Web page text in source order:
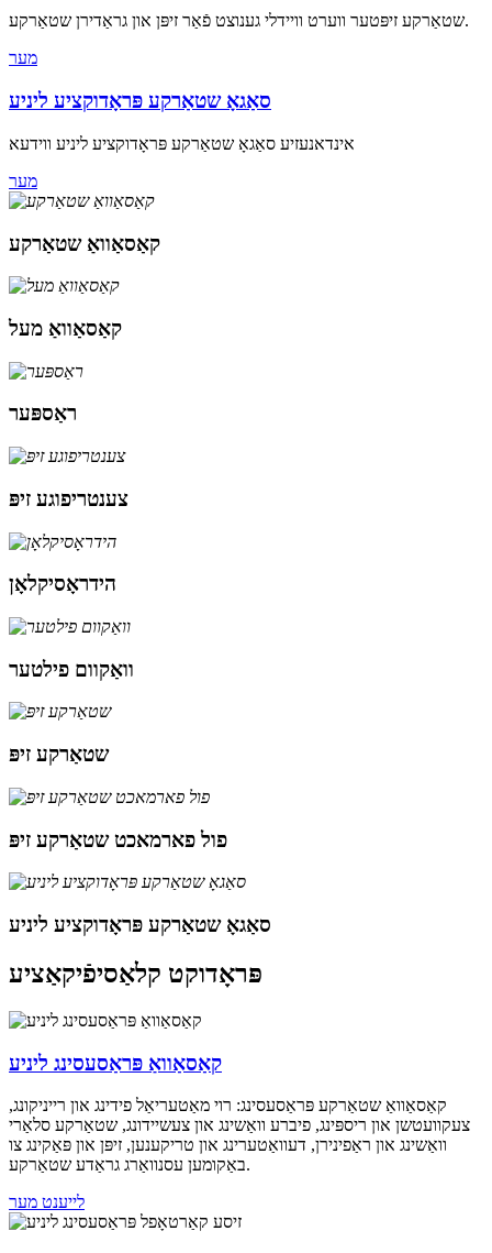
שטאַרקע זיפּטער ווערט וויידלי גענוצט פֿאַר זיפּן און גראַדירן שטאַרקע.
מער
סאַגאָ שטאַרקע פּראָדוקציע ליניע
אינדאנעזיע סאַגאָ שטאַרקע פּראָדוקציע ליניע ווידעא
מער
קאַסאַוואַ שטאַרקע
קאַסאַוואַ מעל
ראַספּער
צענטריפוגע זיפּ
הידראָסיקלאָן
וואַקוום פילטער
שטאַרקע זיפּ
פול פארמאכט שטאַרקע זיפּ
סאַגאָ שטאַרקע פּראָדוקציע ליניע
פּראָדוקט קלאַסיפֿיקאַציע
קאַסאַוואַ פּראַסעסינג ליניע
קאַסאַוואַ שטאַרקע פּראַסעסינג: רוי מאַטעריאַל פידינג און רייניקונג,
צעקוועטשן און ריספּינג, פיברע וואַשינג און צעשיידונג, שטאַרקע סלאַרי
וואַשינג און ראַפינירן, דעוואַטערינג און טריקענען, זיפּן און פּאַקינג צו
באַקומען עסנוואַרג גראַדע שטאַרקע.
לייענט מער